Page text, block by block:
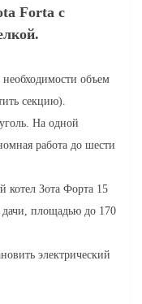
Forta с
объем
секцию).
На одной
работа до шести
котел Зота Форта 15
дачи, площадью до 170
электрический